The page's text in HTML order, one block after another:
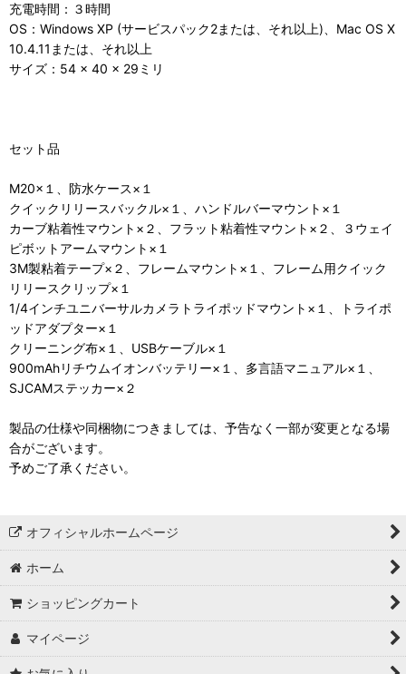
充電時間：３時間
OS：Windows XP (サービスパック2または、それ以上)、Mac OS X
10.4.11または、それ以上
サイズ：54 × 40 × 29ミリ
セット品
M20×１、防水ケース×１
クイックリリースバックル×１、ハンドルバーマウント×１
カーブ粘着性マウント×２、フラット粘着性マウント×２、３ウェイ
ピボットアームマウント×１
3M製粘着テープ×２、フレームマウント×１、フレーム用クイック
リリースクリップ×１
1/4インチユニバーサルカメラトライポッドマウント×１、トライポ
ッドアダプター×１
クリーニング布×１、USBケーブル×１
900mAhリチウムイオンバッテリー×１、多言語マニュアル×１、
SJCAMステッカー×２
製品の仕様や同梱物につきましては、予告なく一部が変更となる場
合がございます。
予めご了承ください。
オフィシャルホームページ
ホーム
ショッピングカート
マイページ